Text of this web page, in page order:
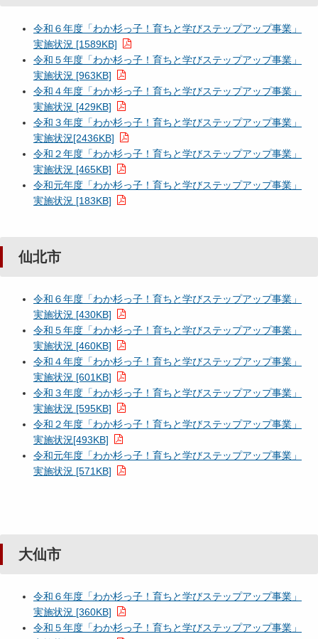
令和６年度「わか杉っ子！育ちと学びステップアップ事業」
実施状況 [1589KB]
令和５年度「わか杉っ子！育ちと学びステップアップ事業」
実施状況 [963KB]
令和４年度「わか杉っ子！育ちと学びステップアップ事業」
実施状況 [429KB]
令和３年度「わか杉っ子！育ちと学びステップアップ事業」
実施状況[2436KB]
令和２年度「わか杉っ子！育ちと学びステップアップ事業」
実施状況 [465KB]
令和元年度「わか杉っ子！育ちと学びステップアップ事業」
実施状況 [183KB]
仙北市
令和６年度「わか杉っ子！育ちと学びステップアップ事業」
実施状況 [430KB]
令和５年度「わか杉っ子！育ちと学びステップアップ事業」
実施状況 [460KB]
令和４年度「わか杉っ子！育ちと学びステップアップ事業」
実施状況 [601KB]
令和３年度「わか杉っ子！育ちと学びステップアップ事業」
実施状況 [595KB]
令和２年度「わか杉っ子！育ちと学びステップアップ事業」
実施状況[493KB]
令和元年度「わか杉っ子！育ちと学びステップアップ事業」
実施状況 [571KB]
大仙市
令和６年度「わか杉っ子！育ちと学びステップアップ事業」
実施状況 [360KB]
令和５年度「わか杉っ子！育ちと学びステップアップ事業」